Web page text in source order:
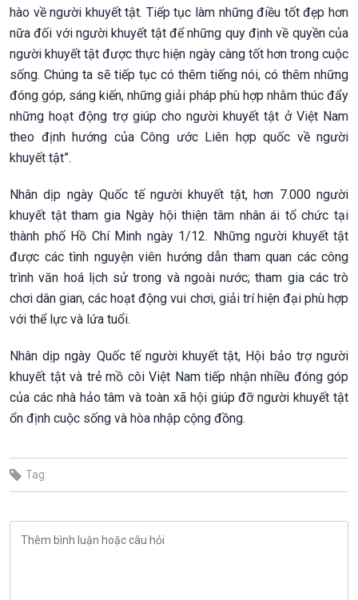
hào về người khuyết tật. Tiếp tục làm những điều tốt đẹp hơn
nữa đối với người khuyết tật để những quy định về quyền của
người khuyết tật được thực hiện ngày càng tốt hơn trong cuộc
sống. Chúng ta sẽ tiếp tục có thêm tiếng nói, có thêm những
đóng góp, sáng kiến, những giải pháp phù hợp nhằm thúc đẩy
những hoạt động trợ giúp cho người khuyết tật ở Việt Nam
theo định hướng của Công ước Liên hợp quốc về người
khuyết tật”.
Nhân dịp ngày Quốc tế người khuyết tật, hơn 7.000 người
khuyết tật tham gia Ngày hội thiện tâm nhân ái tổ chức tại
thành phố Hồ Chí Minh ngày 1/12. Những người khuyết tật
được các tình nguyện viên hướng dẫn tham quan các công
trình văn hoá lịch sử trong và ngoài nước; tham gia các trò
chơi dân gian, các hoạt động vui chơi, giải trí hiện đại phù hợp
với thể lực và lứa tuổi.
Nhân dịp ngày Quốc tế người khuyết tật, Hội bảo trợ người
khuyết tật và trẻ mồ côi Việt Nam tiếp nhận nhiều đóng góp
của các nhà hảo tâm và toàn xã hội giúp đỡ người khuyết tật
ổn định cuộc sống và hòa nhập cộng đồng.
Tag: